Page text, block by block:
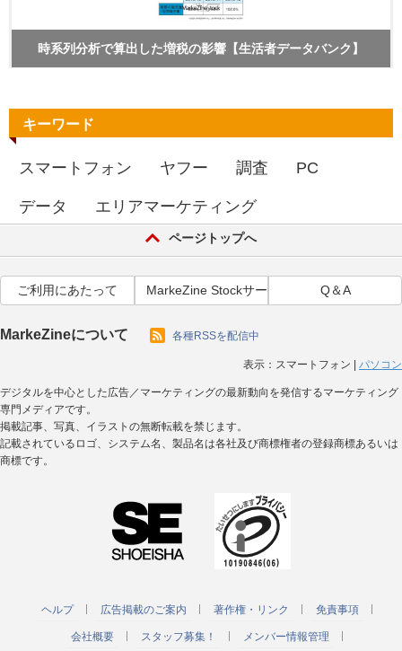
時系列分析で算出した増税の影響【生活者データバンク】
キーワード
スマートフォン ヤフー 調査 PC
データ エリアマーケティング
ページトップへ
ご利用にあたって MarkeZine Stockサービス利用規約
Q＆A
MarkeZineについて 各種RSSを配信中
表示： スマートフォン | パソコン
デジタルを中心とした広告／マーケティングの最新動向を発信するマーケティング
専門メディアです。
掲載記事、写真、イラストの無断転載を禁じます。
記載されているロゴ、システム名、製品名は各社及び商標権者の登録商標あるいは
商標です。
ヘルプ 広告掲載のご案内 著作権・リンク 免責事項
会社概要 スタッフ募集！ メンバー情報管理